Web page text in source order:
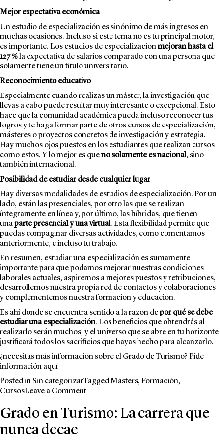
Mejor expectativa económica
Un estudio de especialización es sinónimo de más ingresos en
muchas ocasiones. Incluso si este tema no es tu principal motor,
es importante. Los estudios de especializaciónmejoran hasta el
127 %la expectativa de salarios comparado con una persona que
solamente tiene un título universitario.
Reconocimiento educativo
Especialmente cuando realizas un máster, la investigación que
llevas a cabo puede resultar muy interesante o excepcional. Esto
hace que la comunidad académica pueda incluso reconocer tus
logros y te haga formar parte de otros cursos de especialización,
másteres o proyectos concretos de investigación y estrategia.
Hay muchos ojos puestos en los estudiantes que realizan cursos
como estos. Y lo mejor es queno solamente es nacional, sino
también internacional.
Posibilidad de estudiar desde cualquier lugar
Hay diversas modalidades de estudios de especialización. Por un
lado, están las presenciales, por otro las que se realizan
íntegramente en línea y, por último, las híbridas, que tienen
unaparte presencial y una virtual. Esta flexibilidad permite que
puedas compaginar diversas actividades, como comentamos
anteriormente, e incluso tu trabajo.
En resumen, estudiar una especialización es sumamente
importante para que podamos mejorar nuestras condiciones
laborales actuales, aspiremos a mejores puestos y retribuciones,
desarrollemos nuestra propia red de contactos y colaboraciones
y complementemos nuestra formación y educación.
Es ahí donde se encuentra sentido a la razón depor qué se debe
estudiar una especialización. Los beneficios que obtendrás al
realizarlo serán muchos, y el universo que se abre en tu horizonte
justificará todos los sacrificios que hayas hecho para alcanzarlo.
¿necesitas más información sobre el Grado de Turismo? Pide
información aquí
Posted in Sin categorizarTaggedMásters, Formación,
CursosLeave a Commenton
importancia
de
Grado en Turismo: La carrera que
nunca decae